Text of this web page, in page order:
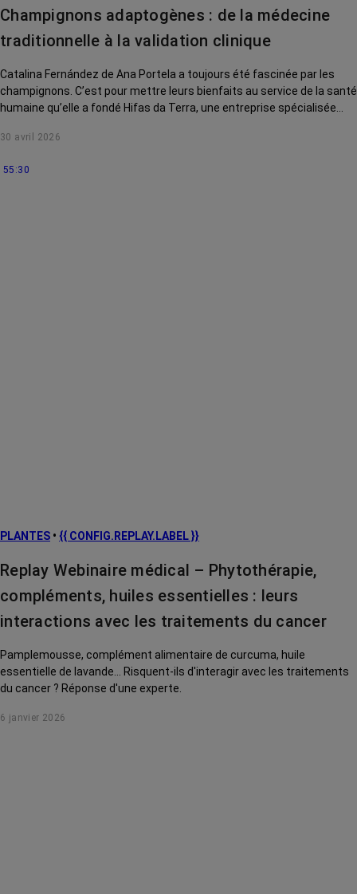
La vie autour
Champignons adaptogènes : de la médecine
traditionnelle à la validation clinique
Catalina Fernández de Ana Portela a toujours été fascinée par les
champignons. C’est pour mettre leurs bienfaits au service de la santé
humaine qu’elle a fondé Hifas da Terra, une entreprise spécialisée
personnel l'a menée à créer une gamme de compléments
priorité : prouver scientifiquement la sûreté et l’efficacité de ses
30 avril 2026
55:30
PLANTES • {{ CONFIG.REPLAY.LABEL }}
Replay Webinaire médical – Phytothérapie,
compléments, huiles essentielles : leurs
interactions avec les traitements du cancer
Pamplemousse, complément alimentaire de curcuma, huile
essentielle de lavande... Risquent-ils d'interagir avec les traitements
du cancer ? Réponse d'une experte.
6 janvier 2026